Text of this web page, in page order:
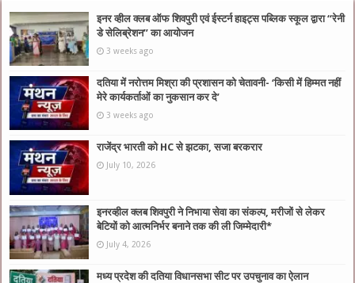
इनर व्हील क्लब ऑफ शिवपुरी एवं ईस्टर्न हाइट्स पब्लिक स्कूल द्वारा “रेनी
डे सेलिब्रेशन” का आयोजन
3 weeks ago
दतिया में नरोत्तम मिश्रा की प्रशासन को चेतावनी- ‘किसी में हिम्मत नहीं
मेरे कार्यकर्ताओं का नुकसान कर दे’
3 weeks ago
राजेंद्र भारती को HC से झटका, सजा बरकरार
July 10, 2026
इनरव्हील क्लब शिवपुरी ने निभाया सेवा का संकल्प, मरीजों से लेकर
बेटियों को आत्मनिर्भर बनाने तक की ली जिम्मेदारी*
July 4, 2026
मध्य प्रदेश की दतिया विधानसभा सीट पर उपचुनाव का ऐलान